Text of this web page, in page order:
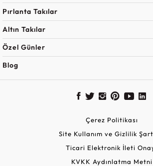
Pırlanta Takılar
Altın Takılar
Özel Günler
Blog
Çerez Politikası
Site Kullanım ve Gizlilik
Ticari Elektronik İleti
KVKK Aydınlatma Metni